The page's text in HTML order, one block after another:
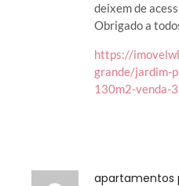
deixem de
Obrigado a
https://
grande/jardim-
130m2-venda-
apartamentos